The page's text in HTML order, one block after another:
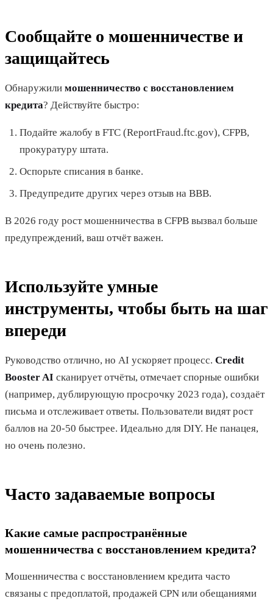
Сообщайте о мошенничестве и
защищайтесь
Обнаружили мошенничество с восстановлением
кредита? Действуйте быстро:
Подайте жалобу в FTC (ReportFraud.ftc.gov), CFPB,
прокуратуру штата.
Оспорьте списания в банке.
Предупредите других через отзыв на BBB.
В 2026 году рост мошенничества в CFPB вызвал больше
предупреждений, ваш отчёт важен.
Используйте умные
инструменты, чтобы быть на шаг
впереди
Руководство отлично, но AI ускоряет процесс. Credit
Booster AI сканирует отчёты, отмечает спорные ошибки
(например, дублирующую просрочку 2023 года), создаёт
письма и отслеживает ответы. Пользователи видят рост
баллов на 20-50 быстрее. Идеально для DIY. Не панацея,
но очень полезно.
Часто задаваемые вопросы
Какие самые распространённые
мошенничества с восстановлением кредита?
Мошенничества с восстановлением кредита часто
связаны с предоплатой, продажей CPN или обещаниями